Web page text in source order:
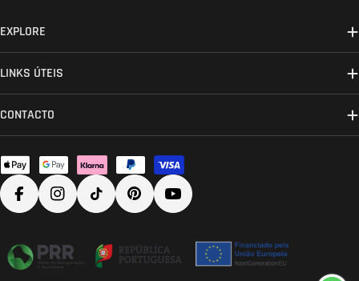
EXPLORE
LINKS ÚTEIS
CONTACTO
Métodos
de
pagamento
FacebookInstagram
TikTokPinterestYouTube